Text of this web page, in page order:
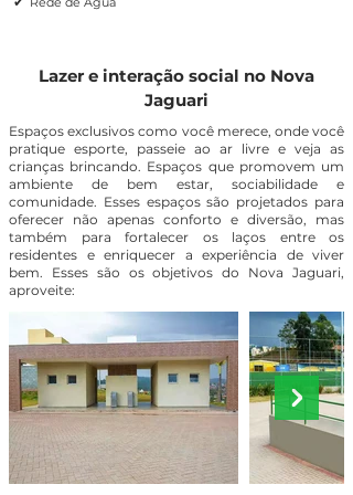
Lazer e interação social no Nova
Jaguari
Espaços exclusivos como você merece, onde você
pratique esporte, passeie ao ar livre e veja as
crianças brincando. Espaços que promovem um
ambiente de bem estar, sociabilidade e
comunidade. Esses espaços são projetados para
oferecer não apenas conforto e diversão, mas
também para fortalecer os laços entre os
residentes e enriquecer a experiência de viver
bem. Esses são os objetivos do Nova Jaguari,
aproveite: